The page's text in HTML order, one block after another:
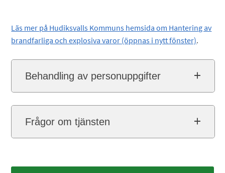
Läs mer på Hudiksvalls Kommuns hemsida om Hantering av
brandfarliga och explosiva varor (öppnas i nytt fönster).
Behandling av personuppgifter
Frågor om tjänsten